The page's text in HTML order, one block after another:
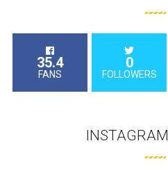
35.4
FANS
0
FOLLOWERS
INSTAGRAM